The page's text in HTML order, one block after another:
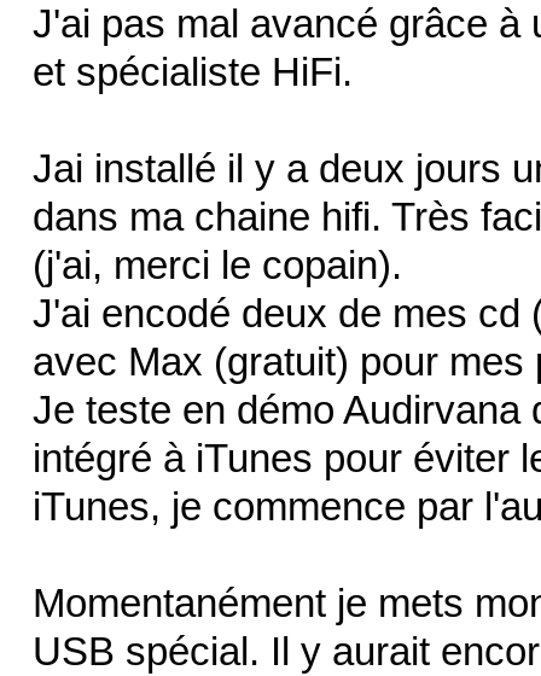
J'ai pas mal avancé grâce à
et spécialiste HiFi.
Jai installé il y a deux jours
dans ma chaine hifi. Très
(j'ai, merci le copain).
J'ai encodé deux de mes cd
avec Max (gratuit) pour mes
Je teste en démo Audirvana
intégré à iTunes pour éviter
iTunes, je commence par
Momentanément je mets
USB spécial. Il y aurait